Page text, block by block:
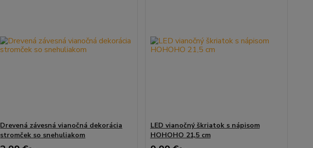
Drevená závesná vianočná dekorácia
stromček so snehuliakom
LED vianočný škriatok s nápisom
HOHOHO 21,5 cm